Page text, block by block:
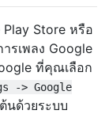
Store หรือ
รเพลง Google
ที่คุณเลือก
-> Google
นด้วยระบบ